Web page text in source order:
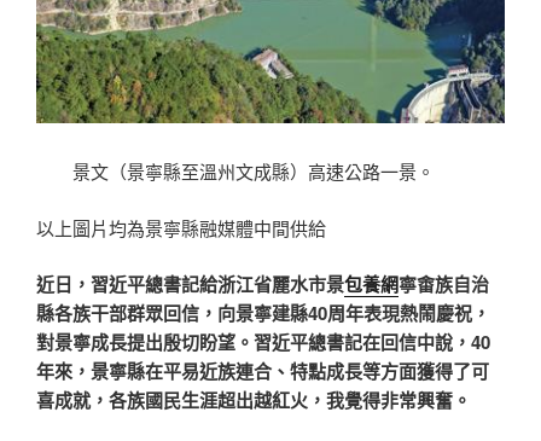
景文（景寧縣至溫州文成縣）高速公路一景。
以上圖片均為景寧縣融媒體中間供給
近日，習近平總書記給浙江省麗水市景包養網寧畬族自治
縣各族干部群眾回信，向景寧建縣40周年表現熱鬧慶祝，
對景寧成長提出殷切盼望。習近平總書記在回信中說，40
年來，景寧縣在平易近族連合、特點成長等方面獲得了可
喜成就，各族國民生涯超出越紅火，我覺得非常興奮。